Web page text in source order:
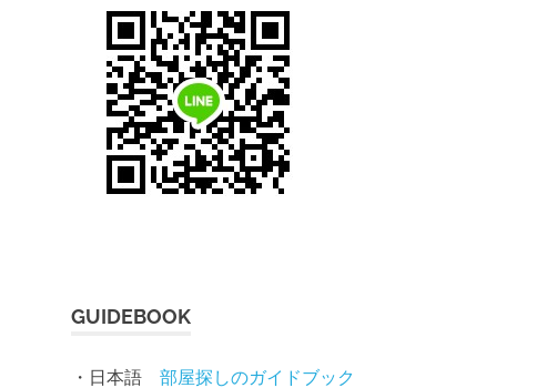
GUIDEBOOK
・日本語部屋探しのガイドブック